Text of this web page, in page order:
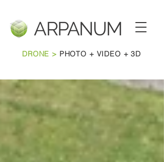
ARPANUM
DRONE > PHOTO + VIDEO + 3D